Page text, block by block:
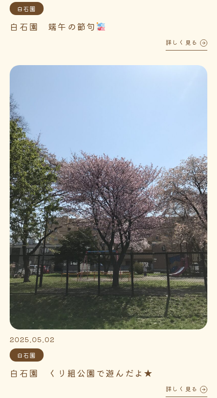
白石園
白石園 端午の節句
詳しく見る
2025.05.02
白石園
白石園 くり組公園で遊んだよ★
詳しく見る